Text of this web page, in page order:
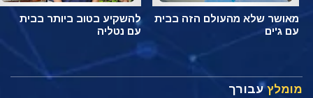
מאושר שלא מהעולם הזה בבית
עם ג'ים
להשקיע בטוב ביותר בבית
עם נטליה
מומלץעבורך